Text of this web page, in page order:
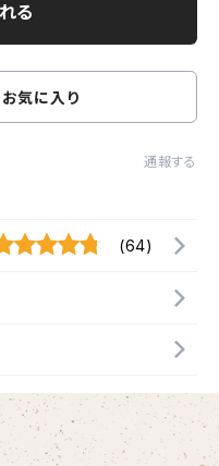
る
気に入り
通報する
(64)